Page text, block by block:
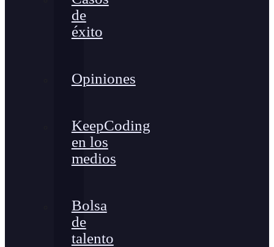
de
éxito
Opiniones
KeepCoding
en los
medios
Bolsa
de
talento